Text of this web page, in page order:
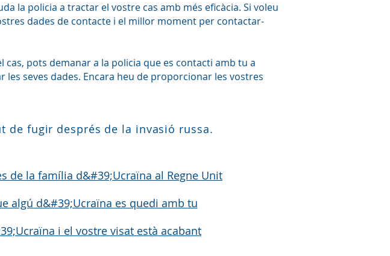
la policia a tractar el vostre cas amb més eficàcia. Si voleu
dades de contacte i el millor moment per contactar-
cas, pots demanar a la policia que es contacti amb tu a
seves dades. Encara heu de proporcionar les vostres
de fugir després de la invasió russa.
de la família d&#39;Ucraïna al Regne Unit
algú d&#39;Ucraïna es quedi amb tu
i el vostre visat està acabant